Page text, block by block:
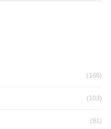
(166)
(103)
(91)